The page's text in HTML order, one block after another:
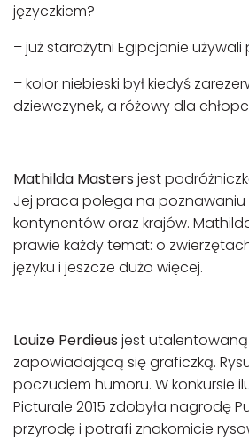
języczkiem?
– już starożytni Egipcjanie
– kolor niebieski był kiedyś
dziewczynek, a różowy dla
Mathilda Masters jest
Jej praca polega na
kontynentów oraz krajów.
prawie każdy temat: o
języku i jeszcze dużo więcej.
Louize Perdieus jest
zapowiadającą się graficzką.
poczuciem humoru. W konkursie
Picturale 2015 zdobyła nagrodę
przyrodę i potrafi znakomicie